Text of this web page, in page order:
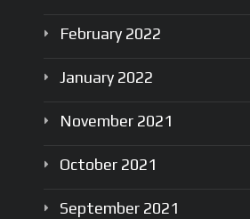
February 2022
January 2022
November 2021
October 2021
September 2021